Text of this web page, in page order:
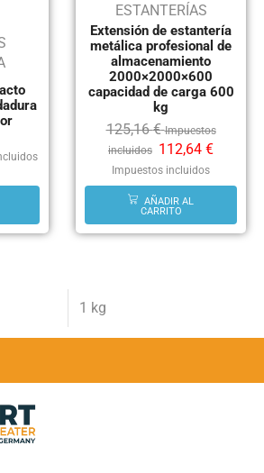
ESTANTERÍAS
Extensión de estantería
metálica profesional de
almacenamiento
2000×2000×600
capacidad de carga 600
kg
125,16€ Impuestos
incluidos 112,64 €
Impuestos incluidos
AÑADIR AL
CARRITO
1 kg